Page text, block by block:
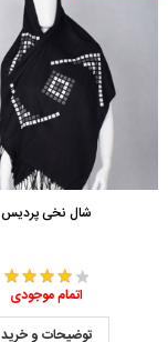
شال نخی پردیس
اتمام موجودی
توضیحات و خرید